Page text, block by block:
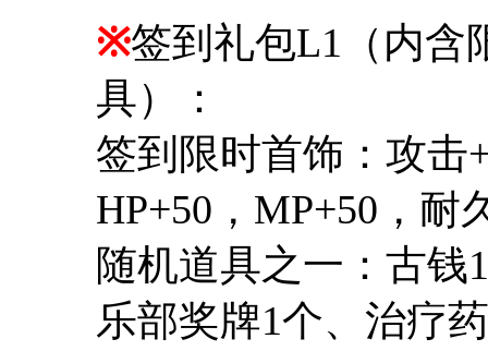
※签到礼包L1（内含
具）：
签到限时首饰：攻击
HP+50，MP+50，耐
随机道具之一：古钱
乐部奖牌1个、治疗